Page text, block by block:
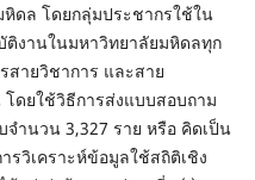
ดล โดยกลุ่มประชากรใช้ใน
ติงานในมหาวิทยาลัยมหิดลทุก
สายวิชาการ และสาย
ดยใช้วิธีการส่งแบบสอบถาม
ำนวน 3,327 ราย หรือ คิดเป็น
รวิเคราะห์ข้อมูลใช้สถิติเชิง